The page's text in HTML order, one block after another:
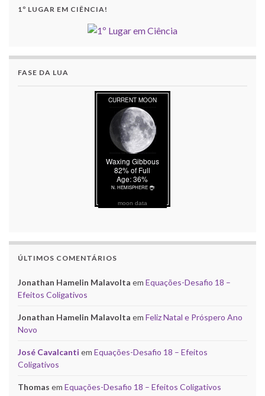
1º LUGAR EM CIÊNCIA!
FASE DA LUA
moon data
ÚLTIMOS COMENTÁRIOS
Jonathan Hamelin Malavolta em Equações-Desafio 18 –
Efeitos Coligativos
Jonathan Hamelin Malavolta em Feliz Natal e Próspero Ano
Novo
José Cavalcanti em Equações-Desafio 18 – Efeitos
Coligativos
Thomas em Equações-Desafio 18 – Efeitos Coligativos